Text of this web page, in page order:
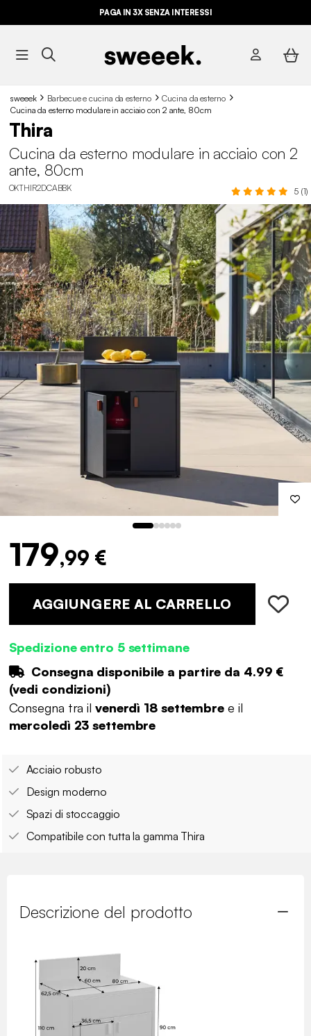
PAGA IN 3X SENZA INTERESSI
sweeek Barbecue e cucina da esterno
Cucina da esterno
Cucina da esterno modulare in acciaio con 2 ante, 80cm
Thira
Cucina da esterno modulare in acciaio con 2
ante, 80cm
OKTHIR2DCABBK 5 (1)
179,99 €
AGGIUNGERE AL CARRELLO
Spedizione entro 5 settimane
Consegna disponibile a partire da 4.99 €
(vedi condizioni)
Consegna tra il venerdì 18 settembree il
mercoledì 23 settembre
Acciaio robusto
Design moderno
Spazi di stoccaggio
Compatibile con tutta la gamma Thira
Descrizione del prodotto